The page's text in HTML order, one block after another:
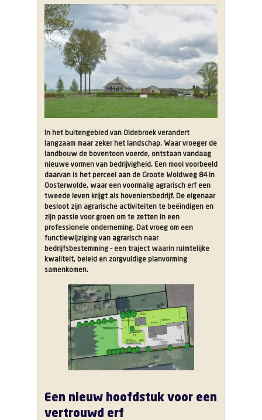
erf
biedt
groei
het
In het buitengebied van Oldebroek verandert
langzaam maar zeker het landschap. Waar vroeger de
landbouw de boventoon voerde, ontstaan vandaag
nieuwe vormen van bedrijvigheid. Een mooi voorbeeld
daarvan is het perceel aan de Groote Woldweg 84 in
Oosterwolde, waar een voormalig agrarisch erf een
tweede leven krijgt als hoveniersbedrijf. De eigenaar
besloot zijn agrarische activiteiten te beëindigen en
zijn passie voor groen om te zetten in een
professionele onderneming. Dat vroeg om een
functiewijziging van agrarisch naar
bedrijfsbestemming – een traject waarin ruimtelijke
kwaliteit, beleid en zorgvuldige planvorming
samenkomen.
Een nieuw hoofdstuk voor een
vertrouwd erf